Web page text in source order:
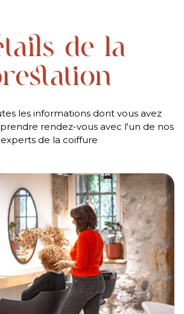
de la
les informations dont vous avez
rendez-vous avec l'un de nos
experts de la coiffure